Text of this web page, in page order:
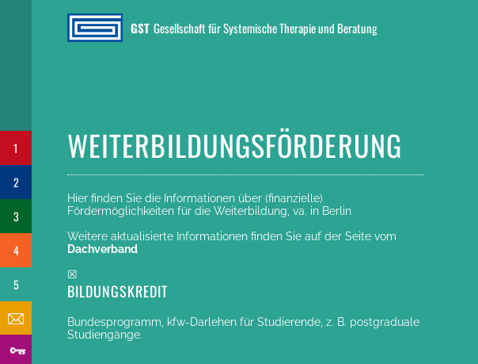
1
2
3
4
5
GST Gesellschaft für Systemische Therapie und Beratung
WEITERBILDUNGSFÖRDERUNG
Hier finden Sie die Informationen über (finanzielle)
Fördermöglichkeiten für die Weiterbildung, va. in Berlin
Weitere aktualisierte Informationen finden Sie auf der Seite vom
Dachverband
☒
BILDUNGSKREDIT
Bundesprogramm, kfw-Darlehen für Studierende, z. B. postgraduale
Studiengänge.